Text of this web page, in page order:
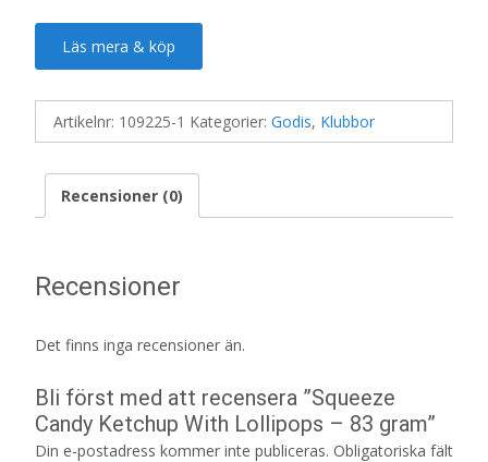
Läs mera & köp
Artikelnr: 109225-1 Kategorier: Godis, Klubbor
Recensioner (0)
Recensioner
Det finns inga recensioner än.
Bli först med att recensera ”Squeeze
Candy Ketchup With Lollipops – 83 gram”
Din e-postadress kommer inte publiceras. Obligatoriska fält